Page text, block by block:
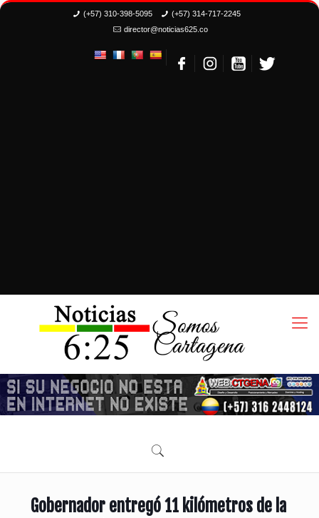
(+57) 310-398-5095
(+57) 314-717-2245
director@noticias625.co
Gobernador entregó 11 kilómetros de la